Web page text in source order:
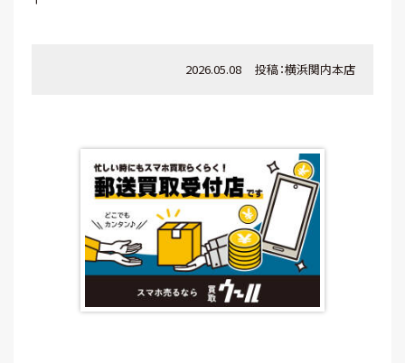
2026.05.08 投稿：横浜関内本店